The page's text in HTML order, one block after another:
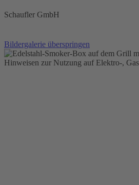
Schaufler GmbH
Bildergalerie überspringen